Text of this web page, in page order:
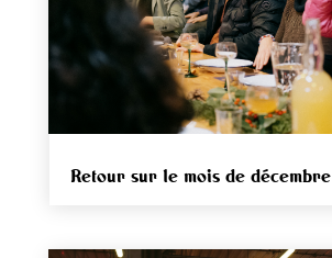
Retour sur le mois de décembre